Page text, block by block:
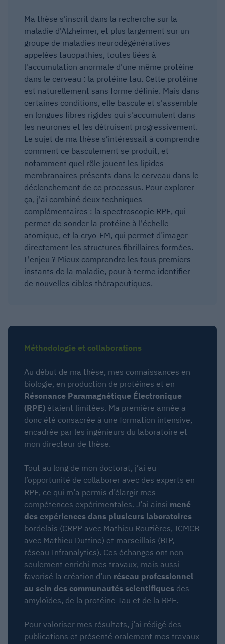
Ma thèse s'inscrit dans la recherche sur la
maladie d'Alzheimer, et plus largement sur un
groupe de maladies neurodégénératives
appelées tauopathies, toutes liées à
l'accumulation anormale d'une même protéine
dans le cerveau : la protéine tau. Cette protéine
est naturellement sans forme définie. Mais dans
certaines conditions, elle bascule et s'assemble
en longues fibres rigides qui s'accumulent dans
les neurones et les détruisent progressivement.
Le sujet de ma thèse s’intéressait à comprendre
comment ce basculement se produit, et
notamment quel rôle jouent les lipides
membranaires présents dans le cerveau dans le
déclenchement de ce processus. Pour explorer
ça, j'ai combiné deux techniques
complémentaires : la spectroscopie RPE, qui
permet de sonder la protéine à l'échelle
atomique, et la cryo-EM, qui permet d’imager
directement les structures fibrillaires formées.
L'enjeu ? Mieux comprendre les tous premiers
instants de la maladie, pour à terme identifier
de nouvelles cibles thérapeutiques.
Méthodologie et collaborations
Au début de ma thèse, mes connaissances en
biologie, en production de protéines et en
Résonance Paramagnétique Électronique
(RPE) étaient limitées. Ma première année a
donc été consacrée à une formation intensive,
encadrée par les ingénieurs du laboratoire et
mon directeur de thèse.
Tout au long de mon doctorat, j’ai eu
l’opportunité de collaborer avec des experts en
RPE, ce qui m’a permis d’élargir mes
compétences expérimentales. J’ai ainsi mené
des expériences dans plusieurs laboratoires
bordelais (CRPP avec Mathieu Rouzières, ICMCB
avec Mathieu Duttine) et marseillais (BIP,
réseau Infranalytics). Ces échanges ont non
seulement enrichi mes travaux, mais aussi
favorisé la création d’un réseau professionnel
au sein des communautés scientifiques des
amyloïdes, de la protéine Tau et de la RPE.
Pour valoriser mes résultats, j’ai rédigé des
publications et présenté oralement mes travaux